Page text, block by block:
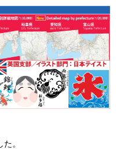
た。